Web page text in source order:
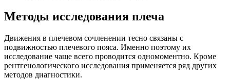
Методы исследования плеча
Движения в плечевом сочленении тесно связаны с
подвижностью плечевого пояса. Именно поэтому их
исследование чаще всего проводится одномоментно. Кроме
рентгенологического исследования применяется ряд других
методов диагностики.